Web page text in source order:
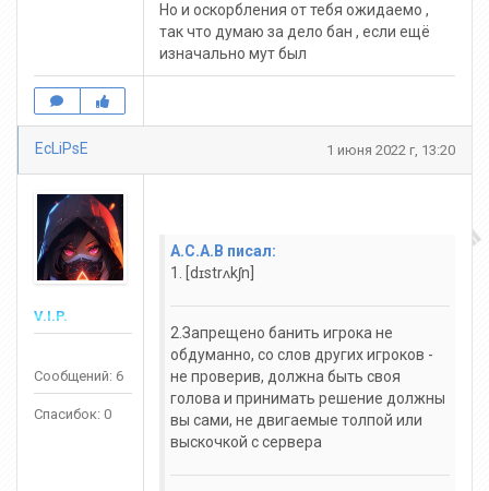
Но и оскорбления от тебя ожидаемо ,
так что думаю за дело бан , если ещё
изначально мут был
EcLiPsE 1 июня 2022 г, 13:20
V.I.P.
Сообщений: 6
Спасибок: 0
A.C.A.B писал:
1. [dɪstrʌkʃn]
2.Запрещено банить игрока не
обдуманно, со слов других игроков -
не проверив, должна быть своя
голова и принимать решение должны
вы сами, не двигаемые толпой или
выскочкой с сервера